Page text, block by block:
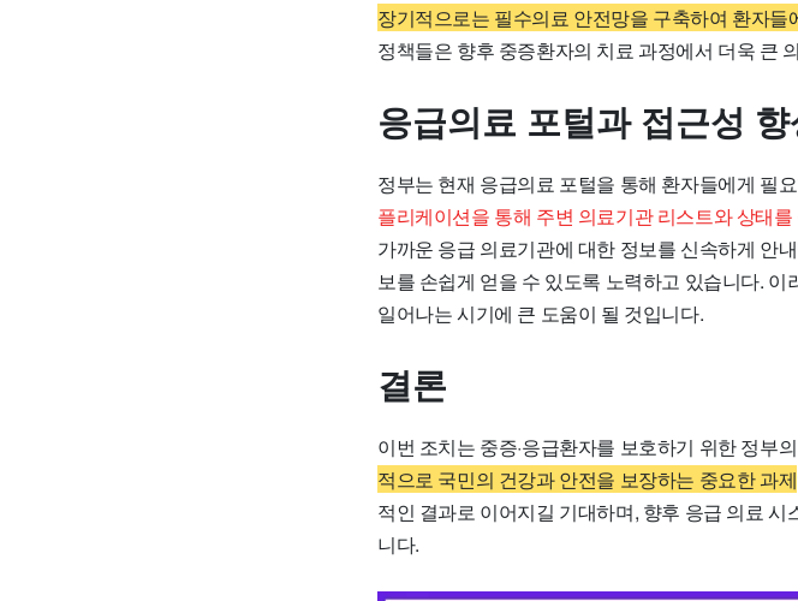
장기적으로는 필수의료 안전망을 구축하여 환자
정책들은 향후 중증환자의 치료 과정에서 더욱 큰
응급의료 포털과 접근성 향
정부는 현재 응급의료 포털을 통해 환자들에게 필
플리케이션을 통해 주변 의료기관 리스트와 상태
가까운 응급 의료기관에 대한 정보를 신속하게 안
보를 손쉽게 얻을 수 있도록 노력하고 있습니다.
일어나는 시기에 큰 도움이 될 것입니다.
결론
이번 조치는 중증·응급환자를 보호하기 위한 정부
적으로 국민의 건강과 안전을 보장하는 중요한 과제
적인 결과로 이어지길 기대하며, 향후 응급 의료
니다.